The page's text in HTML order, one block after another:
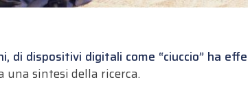
di dispositivi digitali come “ciuccio” ha
sintesi della ricerca.